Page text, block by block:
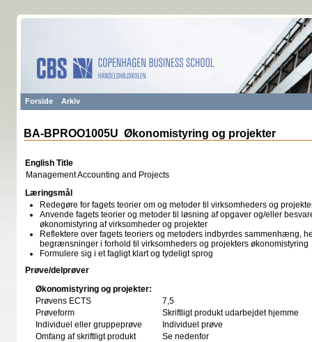
Forside Arkiv
BA-BPROO1005U Økonomistyring og projekter
English Title
Management Accounting and Projects
Læringsmål
Redegøre for fagets teorier om og metoder til virksomheders og
Anvende fagets teorier og metoder til løsning af opgaver og/eller
økonomistyring af virksomheder og projekter
Reflektere over fagets teoriers og metoders indbyrdes sammenhæng,
begrænsninger i forhold til virksomheders og projekters økonomistyring
Formulere sig i et fagligt klart og tydeligt sprog
Prøve/delprøver
Økonomistyring og projekter:
Prøvens ECTS
7,5
Prøveform
Skriftligt produkt udarbejdet hjemme
Individuel eller gruppeprøve
Individuel prøve
Omfang af skriftligt produkt
Se nedenfor